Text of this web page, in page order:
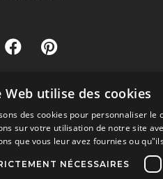
Paiements
Web utilise des cookies
des cookies pour personnaliser
sur votre utilisation de notre site
que vous leur avez fournies ou
NÉCESSAIRES